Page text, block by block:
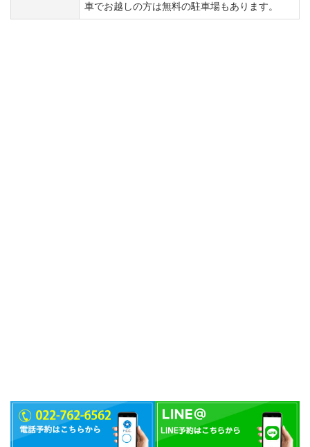
車でお越しの方は無料の駐車場もあります。